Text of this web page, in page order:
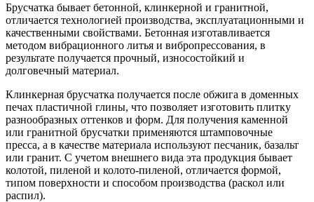
Брусчатка бывает бетонной, клинкерной и гранитной,
отличается технологией производства, эксплуатационными и
качественными свойствами. Бетонная изготавливается
методом вибрационного литья и вибропрессования, в
результате получается прочный, износостойкий и
долговечный материал.
Клинкерная брусчатка получается после обжига в доменных
печах пластичной глины, что позволяет изготовить плитку
разнообразных оттенков и форм. Для получения каменной
или гранитной брусчатки применяются штамповочные
пресса, а в качестве материала используют песчаник, базальт
или гранит. С учетом внешнего вида эта продукция бывает
колотой, пиленой и колото-пиленой, отличается формой,
типом поверхности и способом производства (раскол или
распил).